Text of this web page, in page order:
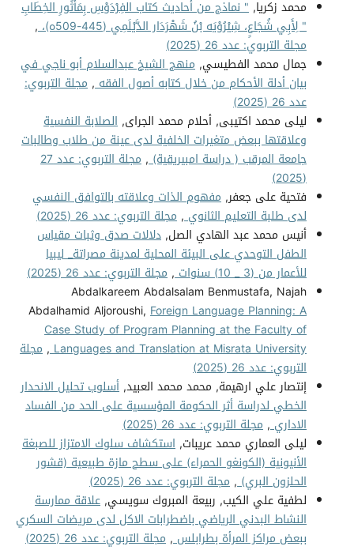
محمد زكريا, " نماذج من أحاديث كتاب الفِرْدَوْسِ بِمَأثُورِ الخِطَابِ
" لِأَبِي شُجَاعٍ، شِيْرُوْيَه بْنُ شَهْرَدَار الدَّيْلَمِي (445-509ه)،
,
مجلة التربوي: عدد 26 (2025)
جمال محمد الفطيسي, منهج الشيخ عبدالسلام أبو ناجي في
بيان أدلة الأحكام من خلال كتابه أصول الفقه, مجلة التربوي:
عدد 26 (2025)
ليلى محمد اكتيبى, أحلام محمد الجراى, الصلابة النفسية
وعلاقتها ببعض متغيرات الخلفية لدى عينة من طلاب وطالبات
جامعة المرقب ( دراسة امبيريقية),
مجلة التربوي: عدد 27
(2025)
فتحية على جعفر, مفهوم الذات وعلاقته بالتوافق النفسي
لدى طلبة التعليم الثانوي, مجلة التربوي: عدد 26 (2025)
أنيس محمد عبد الهادي الصل, دلالات صدق وثبات مقياس
الطفل التوحدي على البيئة المحلية لمدينة مصراتة_ ليبيا
للأعمار من (3 _ 10) سنوات
, مجلة التربوي: عدد 26 (2025)
Abdalkareem Abdalsalam Benmustafa, Najah
Abdalhamid Aljoroushi,Foreign Language Planning: A
Case Study of Program Planning at the Faculty of
Languages and Translation at Misrata University
, مجلة
التربوي: عدد 26 (2025)
إنتصار علي ارهيمة, محمد محمد العبيد, أسلوب تحليل الانحدار
الخطي لدراسة أثر الحكومة المؤسسية على الحد من الفساد
الاداري, مجلة التربوي: عدد 26 (2025)
ليلى العماري محمد عريبات, استكشاف سلوك الامتزاز للصبغة
الأنيونية (الكونغو الحمراء) على سطح مازة طبيعية (قشور
الحلزون البري), مجلة التربوي: عدد 26 (2025)
لطفية علي الكيب, ربيعة المبروك سويسي, علاقة ممارسة
النشاط البدني الرياضي باضطرابات الاكل لدى مريضات السكري
ببعض مراكز المرأة بطرابلس, مجلة التربوي: عدد 26 (2025)